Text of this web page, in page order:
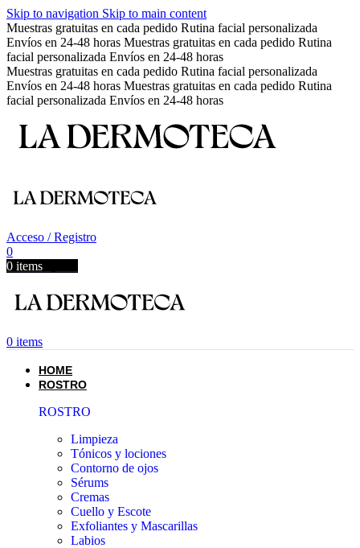
Skip to navigation Skip to main content
Muestras gratuitas en cada pedido Rutina facial personalizada
Envíos en 24-48 horas Muestras gratuitas en cada pedido Rutina
facial personalizada Envíos en 24-48 horas
Muestras gratuitas en cada pedido Rutina facial personalizada
Envíos en 24-48 horas Muestras gratuitas en cada pedido Rutina
facial personalizada Envíos en 24-48 horas
Acceso / Registro
0
0 items
0 items
HOME
ROSTRO
ROSTRO
Limpieza
Tónicos y lociones
Contorno de ojos
Sérums
Cremas
Cuello y Escote
Exfoliantes y Mascarillas
Labios